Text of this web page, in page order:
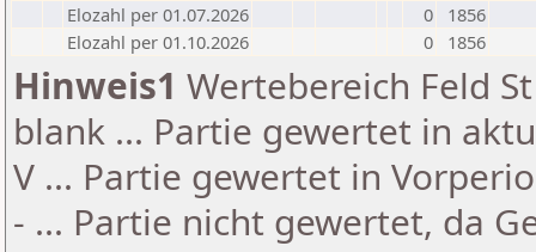
Elozahl per 01.07.2026
0
1856
Elozahl per 01.10.2026
0 1856
Hinweis1 Wertebereich Feld
blank ... Partie gewertet in
V ... Partie gewertet in
- ... Partie nicht gewertet, da